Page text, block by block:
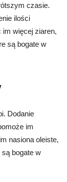
czasie.
ilości
im więcej ziaren,
są bogate w
Dodanie
im
nasiona oleiste,
są bogate w